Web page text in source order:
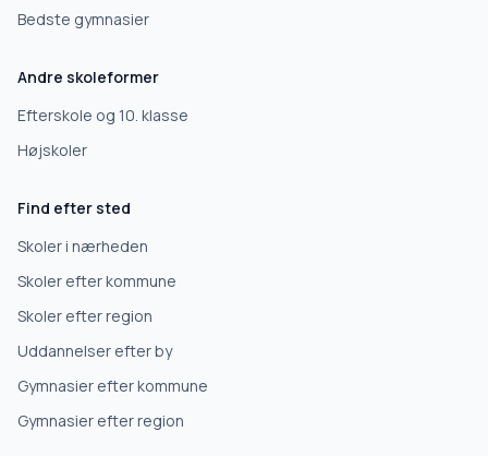
Bedste gymnasier
Andre skoleformer
Efterskole og 10. klasse
Højskoler
Find efter sted
Skoler i nærheden
Skoler efter kommune
Skoler efter region
Uddannelser efter by
Gymnasier efter kommune
Gymnasier efter region